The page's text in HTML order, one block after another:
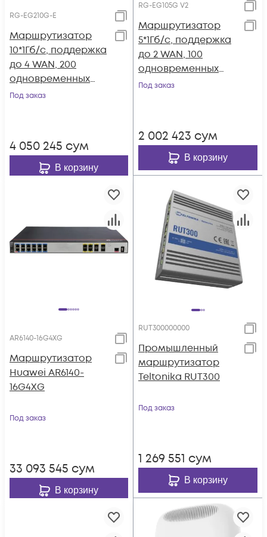
RG-EG210G-E
Маршрутизатор
10*1Гб/c, поддержка
до 4 WAN, 200
одновременных
пользователей,
Под заказ
4 050 245 сум
В корзину
RG-EG105G V2
Маршрутизатор
5*1Гб/c, поддержка
до 2 WAN, 100
одновременных
пользователей,
Под заказ
2 002 423 сум
В корзину
AR6140-16G4XG
Маршрутизатор
Huawei AR6140-
16G4XG
Под заказ
33 093 545 сум
В корзину
RUT300000000
Промышленный
маршрутизатор
Teltonika RUT300
Под заказ
1 269 551 сум
В корзину